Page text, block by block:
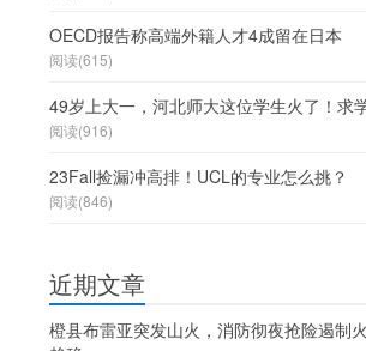
OECD报告称高端外籍人才4成留在日本
阅读(615)
49岁上大一，河北师大这位学生火了！求
阅读(916)
23Fall捡漏冲高排！UCL的专业怎么挑？
阅读(846)
近期文章
橙县布雷亚突发山火，消防彻夜抢险遏制